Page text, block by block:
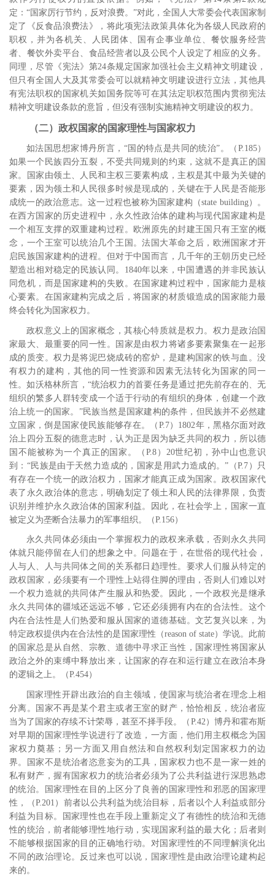
定：“国家厉行节约，反对浪费。”对此，全国人大常委会代表国家制
定了《反食品浪费法》，将此项宪法政策具体化为各级人民政府的
职权，并为各机关、人民团体、国有企事业单位、餐饮服务经营
者、餐饮外卖平台、食品经营者以及公民个人设定了相应的义务。
同理，尽管《宪法》第24条规定国家加强社会主义精神文明建设，
但只有全国人大及其常委会可以就精神文明建设进行立法，其他具
有宪法职权的国家机关如国务院等可在其法定职权范围内贯彻宪法
精神文明建设条款的意旨，但没有强制实施精神文明建设的权力。
（二）政权国家的国家理性与国家权力
如法国思想家博丹所言，“国的特点是共同的统治”。 （ P.185）
如果一个民族四分五裂，不受共同规则的约束，这就不是真正的国
家。国家由领土、人民和主权三要素构成，主权是其中最为关键的
要素，因为领土和人民很多时候是现成的，关键在于人民是否能形
成统一的政治意志。这一过程也被称为国家建构（state building）。
在西方国家的历史进程中，永久性政治体的建构与现代国家建构是
一个相互支撑的双重建构过程。
欧洲原先的封建王国只有王室的概
念，一个王室可以统治几个王国。法国大革命之后，欧洲国家才开
启民族国家建构的进程。但对于中国而言，几千年的王朝历史已经
塑造出相对稳定的民族认同。 1840年以来，中国遭遇的并非民族认
同危机，而是国家建构的失败。在国家建构过程中，国家能力是核
心要素。在国家建构完成之后，将国家的材质锻造成的国家能力最
终会转化为国家权力。
政权意义上的国家概念，其核心特质就是权力。权力是政治国
家最大、最重要的同一性。国家是由权力将诸多要素聚集在一起形
成的质变。权力是将泥巴烧成砖的窑炉，是建构国家的铁与血。没
有权力的建构，其他的同一性资源和因素无法转化为国家的同一
性。如沃格林所言，“统治权力的首要任务是通过把先前存在的、无
组织的繁多人群转变成一个适于行动的有组织的身体，创建一个政
治上统一的国家。”民族当然是国家建构的条件，但民族并不必然建
立国家，倒是国家使民族能够存在。
（ P.7） 1802年，黑格尔面对政
治上四分五裂的德意志时，认为正是因为缺乏共同的权力，所以德
国不能被称为一个真正的国家。
（ P.8） 20世纪初，孙中山也意识
到：“民族是由于天然力造成的，国家是用武力造成的。” （P.7 ）只
有存在一个统一的政治权力，国家才能真正成为国家。政权国家代
表了永久政治体的意志，明确划定了领土和人民的法律界限，负责
识别并维护永久政治体的国家利益。因此，在社会学上，国家一直
被定义为垄断合法暴力的军事组织。
（P.156）
永久共同体必须由一个掌握权力的政权来承载，否则永久共同
体就只能停留在人们的想象之中。问题在于，在世俗的现代社会，
人与人、人与共同体之间的关系都日趋理性。要求人们服从特定的
政权国家，必须要有一个理性上站得住脚的理由，否则人们难以对
一个权力造就的共同体产生服从和热爱。因此，一个政权光是继承
永久共同体的疆域还远远不够，它还必须拥有内在的合法性。这个
内在合法性是人们热爱和服从国家的道德基础。文艺复兴以来，为
特定政权提供内在合法性的是国家理性（reason of state）学说。此前
的国家总是从自然、宗教、道德中寻求正当性，国家理性将国家从
政治之外的束缚中释放出来，让国家的存在和运行建立在政治本身
的逻辑之上。
（P.454）
国家理性开辟出政治的自主领域，使国家与统治者在理念上相
分离。国家不再是某个君主或者王室的财产，恰恰相反，统治者应
当为了国家的存续不计荣辱，甚至不择手段。
（ P.42 ）博丹和霍布斯
对早期的国家理性学说进行了改造，一方面，他们用主权概念为国
家权力奠基；另一方面又用自然法和自然权利划定国家权力的边
界。国家不是统治者恣意妄为的工具，国家权力也不是一家一姓的
私有财产，握有国家权力的统治者必须为了公共利益进行深思熟虑
的统治。国家理性在目的上区分了良善的国家理性和邪恶的国家理
性，
（P.201 ）前者以公共利益为统治目标，后者以个人利益或部分
利益为目标。国家理性也在手段上重新定义了有德性的统治和无德
性的统治，前者能够理性地行动，实现国家利益的最大化；后者则
不能够根据国家的目的正确地行动。对国家理性的不同理解演化出
不同的政治理论。反过来也可以说，国家理性是由政治理论建构起
来的。